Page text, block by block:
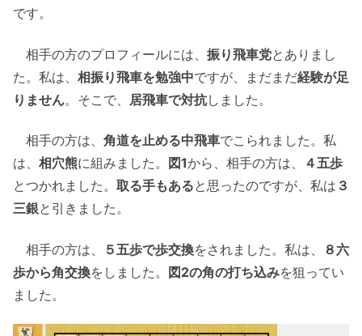
です。
相手の方のプロフィールには、 振り飛車党とありまし
た。私は、 相振り飛車を勉強中ですが、まだまだ経験が足
りません。そこで、 居飛車で対抗しました。
相手の方は、 角道を止める中飛車でこられました。私
は、 相穴熊に組みました。 図1から、相手の方は、
４五歩
とつかれました。 取る手もあると思ったのですが、私は ３
三銀と引きました。
相手の方は、 ５五歩で歩交換をされました。私は、
８六
歩から角交換をしました。 図2の角の打ち込みを狙ってい
ました。